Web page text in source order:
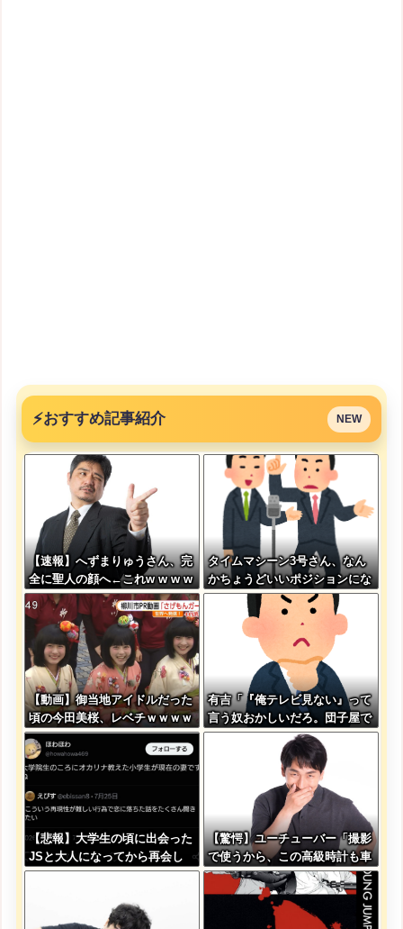
⚡おすすめ記事紹介 NEW
【速報】へずまりゅうさん、完
全に聖人の顔へ←これw w w w
w w w w
タイムマシーン3号さん、なん
かちょうどいいポジションにな
る
【動画】御当地アイドルだった
頃の今田美桜、レベチｗｗｗｗ
ｗｗｗｗｗｗｗｗｗｗｗｗｗｗ
有吉「『俺テレビ見ない』って
言う奴おかしいだろ。団子屋で
『団子食べない』って言う
【悲報】大学生の頃に出会った
JSと大人になってから再会し
結婚した男、大炎上してしまう
【驚愕】ユーチューバー「撮影
で使うから、この高級時計も車
もぜ～んぶ経費でタダ！ｗ」←
まさかコレ本気にしてる奴なん
ておらんよな？よな？w w w w